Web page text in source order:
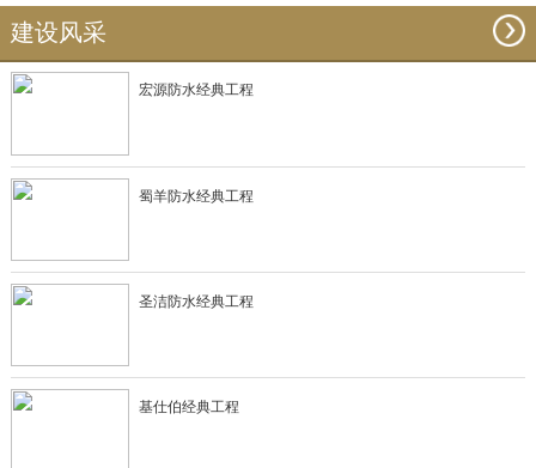
建设风采
宏源防水经典工程
蜀羊防水经典工程
圣洁防水经典工程
基仕伯经典工程